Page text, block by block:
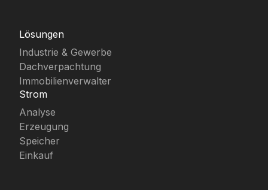
Lösungen
Industrie & Gewerbe
Dachverpachtung
Immobilienverwalter
Strom
Analyse
Erzeugung
Speicher
Einkauf